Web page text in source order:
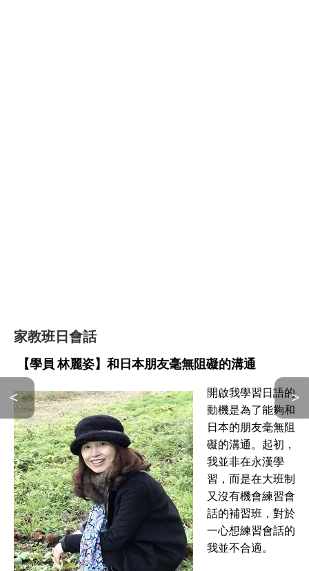
家教班日會話
【學員 林麗姿】和日本朋友毫無阻礙的溝通
< >
開啟我學習日語的
動機是為了能夠和
日本的朋友毫無阻
礙的溝通。起初，
我並非在永漢學
習，而是在大班制
又沒有機會練習會
話的補習班，對於
一心想練習會話的
我並不合適。